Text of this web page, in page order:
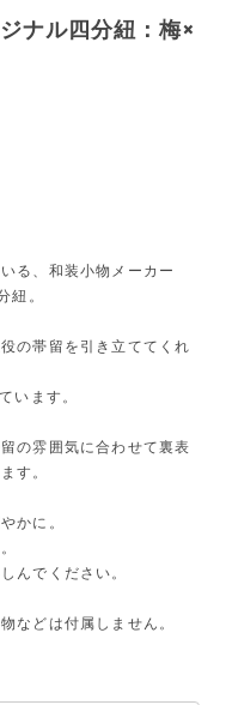
ル四分紐：梅×
る、和装小物メーカー
紐。
の帯留を引き立ててくれ
います。
の雰囲気に合わせて裏表
す。
かに。
んでください。
などは付属しません。